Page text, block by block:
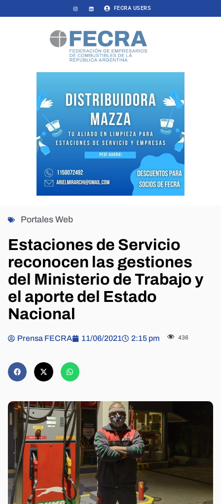
FECRA USERS
Portales Web
Estaciones de Servicio
reconocen las gestiones
del Ministerio de Trabajo y
el aporte del Estado
Nacional
Prensa FECRA 11/06/2021 2:15 pm 436